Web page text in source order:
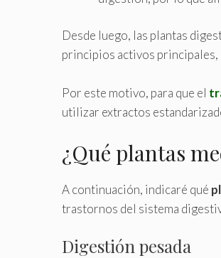
Desde luego, las plantas
principios activos principales,
Por este motivo, para que el
utilizar extractos
¿Qué plantas
A continuación, indicaré qué
trastornos del sistema
Digestión pesada